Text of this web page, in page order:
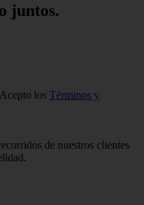
juntos.
Acepto los Términos y
de nuestros clientes